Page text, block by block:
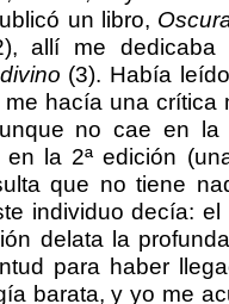
un libro,
allí me
(3). Había
me hacía una crítica
no cae en la
en la 2ª edición
que no tiene
individuo decía:
delata la
para haber
barata, y yo me